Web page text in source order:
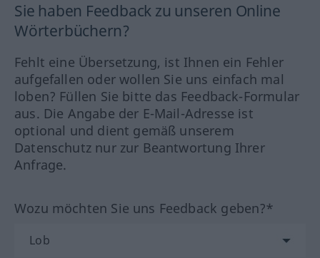
Sie haben Feedback zu unseren Online
Wörterbüchern?
Fehlt eine Übersetzung, ist Ihnen ein Fehler
aufgefallen oder wollen Sie uns einfach mal
loben? Füllen Sie bitte das Feedback-Formular
aus. Die Angabe der E-Mail-Adresse ist
optional und dient gemäß unserem
Datenschutz nur zur Beantwortung Ihrer
Anfrage.
Wozu möchten Sie uns Feedback geben?*